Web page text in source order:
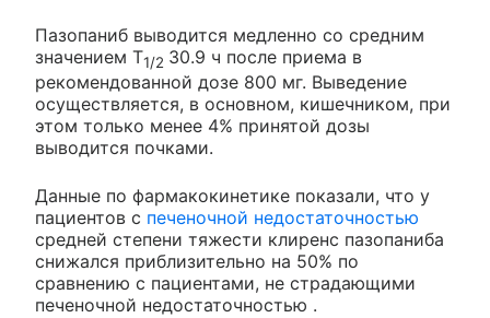
Пазопаниб выводится медленно со средним
значением T1/2 30.9 ч после приема в
рекомендованной дозе 800 мг. Выведение
осуществляется, в основном, кишечником, при
этом только менее 4% принятой дозы
выводится почками.
Данные по фармакокинетике показали, что у
пациентов с печеночной недостаточностью
средней степени тяжести клиренс пазопаниба
снижался приблизительно на 50% по
сравнению с пациентами, не страдающими
печеночной недостаточностью .